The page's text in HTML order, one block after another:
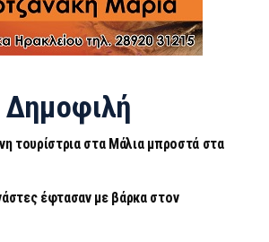
Δημοφιλή
τουρίστρια στα Μάλια μπροστά στα
έφτασαν με βάρκα στον